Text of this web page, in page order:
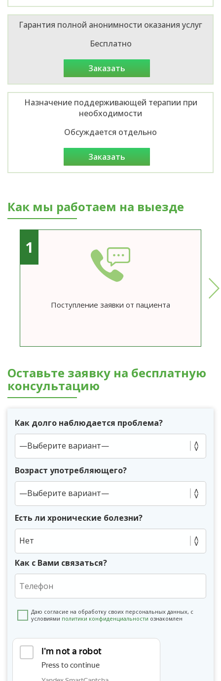
Гарантия полной анонимности оказания услуг
Бесплатно
заказать
Назначение поддерживающей терапии при
необходимости
Обсуждается отдельно
заказать
Как мы работаем на выезде
1
Поступление заявки от пациента
Оставьте заявку на бесплатную
консультацию
Как долго наблюдается проблема?
Возраст употребляющего?
Есть ли хронические болезни?
Нет
Как с Вами связаться?
Даю согласие на обработку своих персональных данных, с
условиями политики конфиденциальности ознакомлен